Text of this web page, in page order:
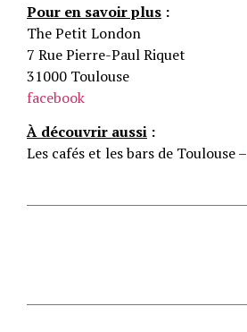
Pour en savoir plus :
The Petit London
7 Rue Pierre-Paul Riquet
31000 Toulouse
facebook
À découvrir aussi :
Les cafés et les bars de Toulouse –